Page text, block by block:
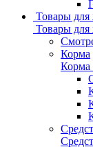
Товары
Товары
Корма
Корма